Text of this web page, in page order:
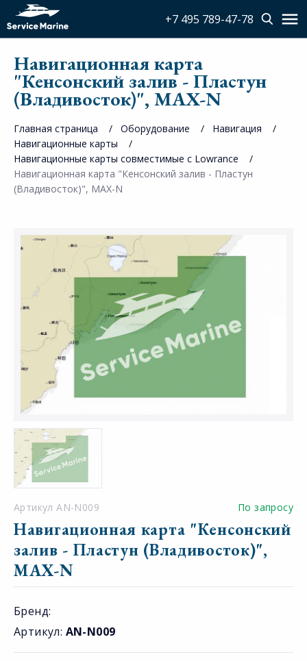
+7 495 789-47-78
Навигационная карта
"Кенсонский залив - Пластун
(Владивосток)", MAX-N
Главная страница Оборудование
Навигация
Навигационные карты
Навигационные карты совместимые с Lowrance
Навигационная карта "Кенсонский залив - Пластун
(Владивосток)", MAX-N
Артикул AN-N009 По запросу
Навигационная карта "Кенсонский
залив - Пластун (Владивосток)",
MAX-N
Бренд:
Артикул: AN-N009